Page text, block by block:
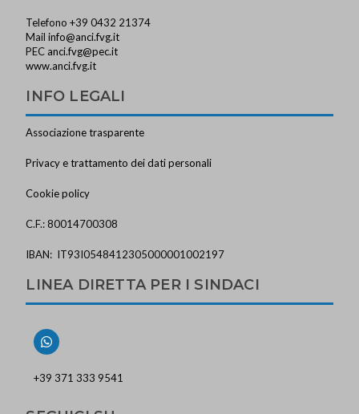
Telefono +39 0432 21374
Mailinfo@anci.fvg.it
PEC anci.fvg@pec.it
www.anci.fvg.it
INFO LEGALI
Associazione trasparente
Privacy e trattamento dei dati personali
Cookie policy
C.F.: 80014700308
IBAN: IT93I0548412305000001002197
LINEA DIRETTA PER I SINDACI
+39 371 333 9541